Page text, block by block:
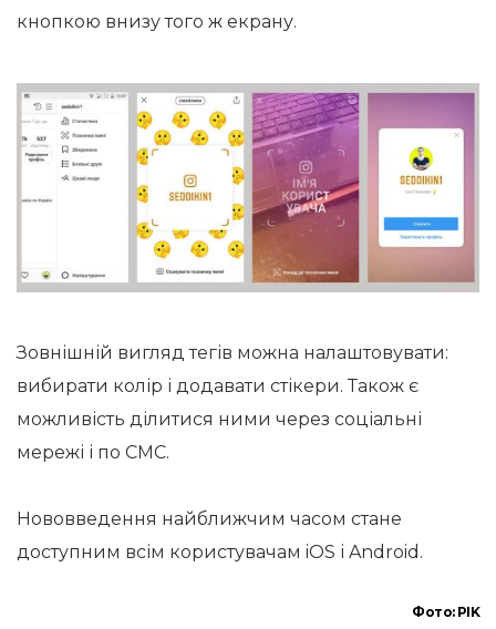
кнопкою внизу того ж екрану.
Зовнішній вигляд тегів можна налаштовувати:
вибирати колір і додавати стікери. Також є
можливість ділитися ними через соціальні
мережі і по СМС.
Нововведення найближчим часом стане
доступним всім користувачам iOS і Android.
Фото: PIK